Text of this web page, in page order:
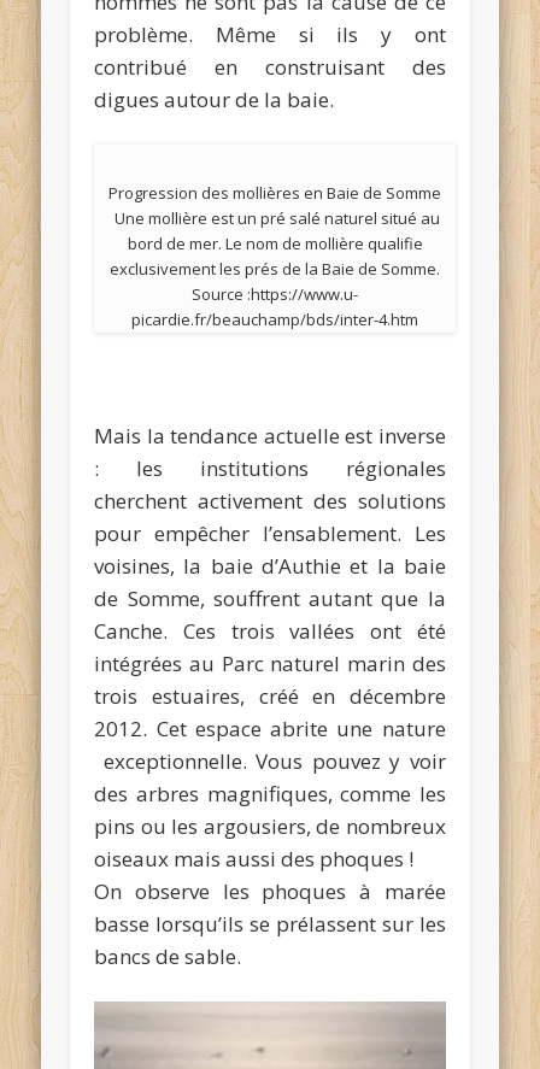
problème. Même si ils y ont
contribué en construisant des
digues autour de la baie.
Progression des mollières en Baie de Somme
Une mollière est un pré salé naturel situé au
bord de mer. Le nom de mollière qualifie
exclusivement les prés de la Baie de Somme.
Source :https://www.u-
picardie.fr/beauchamp/bds/inter-4.htm
Mais la tendance actuelle est inverse
: les institutions régionales
cherchent activement des solutions
pour empêcher l’ensablement. Les
voisines, la baie d’Authie et la baie
de Somme, souffrent autant que la
Canche. Ces trois vallées ont été
intégrées au Parc naturel marin des
trois estuaires, créé en décembre
2012. Cet espace abrite une nature
exceptionnelle. Vous pouvez y voir
des arbres magnifiques, comme les
pins ou les argousiers, de nombreux
oiseaux mais aussi des phoques !
On observe les phoques à marée
basse lorsqu’ils se prélassent sur les
bancs de sable.